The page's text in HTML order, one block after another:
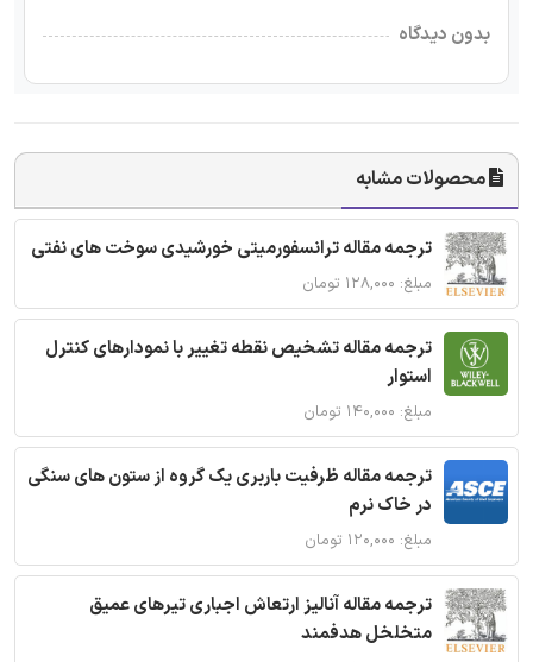
بدون دیدگاه
محصولات مشابه
ترجمه مقاله ترانسفورمیتی خورشیدی سوخت های نفتی
مبلغ: ۱۲۸,۰۰۰ تومان
ترجمه مقاله تشخیص نقطه تغییر با نمودارهای کنترل
استوار
مبلغ: ۱۴۰,۰۰۰ تومان
ترجمه مقاله ظرفیت باربری یک گروه از ستون های سنگی
در خاک نرم
مبلغ: ۱۲۰,۰۰۰ تومان
ترجمه مقاله آنالیز ارتعاش اجباری تیرهای عمیق
متخلخل هدفمند